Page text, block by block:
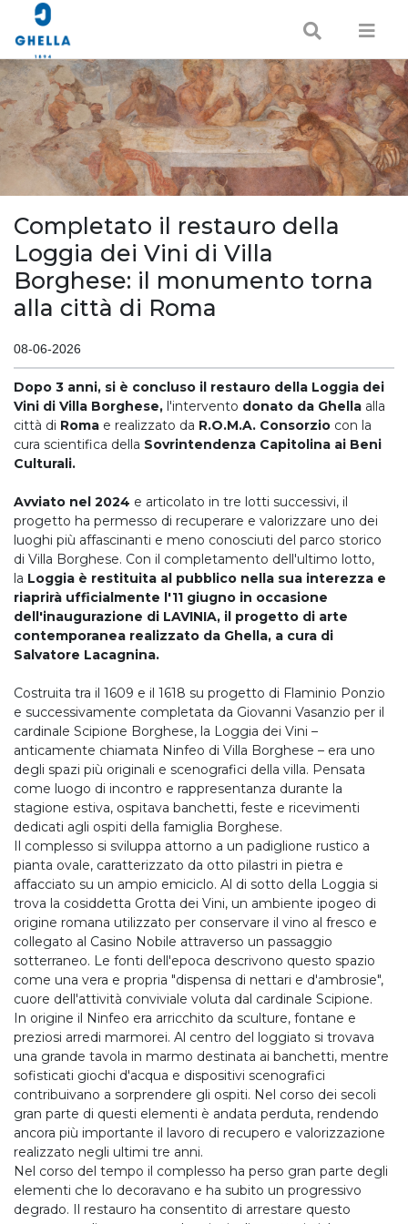
Completato il restauro della
Loggia dei Vini di Villa
Borghese: il monumento torna
alla città di Roma
08-06-2026
Dopo 3 anni, si è concluso il restauro della Loggia dei
Vini di Villa Borghese, l'intervento donato da Ghella alla
città di Roma e realizzato da R.O.M.A. Consorzio con la
cura scientifica della Sovrintendenza Capitolina ai Beni
Culturali.
Avviato nel 2024 e articolato in tre lotti successivi, il
progetto ha permesso di recuperare e valorizzare uno dei
luoghi più affascinanti e meno conosciuti del parco storico
di Villa Borghese. Con il completamento dell'ultimo lotto,
la Loggia è restituita al pubblico nella sua interezza e
riaprirà ufficialmente l'11 giugno in occasione
dell'inaugurazione di LAVINIA, il progetto di arte
contemporanea realizzato da Ghella, a cura di
Salvatore Lacagnina.
Costruita tra il 1609 e il 1618 su progetto di Flaminio Ponzio
e successivamente completata da Giovanni Vasanzio per il
cardinale Scipione Borghese, la Loggia dei Vini –
anticamente chiamata Ninfeo di Villa Borghese – era uno
degli spazi più originali e scenografici della villa. Pensata
come luogo di incontro e rappresentanza durante la
stagione estiva, ospitava banchetti, feste e ricevimenti
dedicati agli ospiti della famiglia Borghese.
Il complesso si sviluppa attorno a un padiglione rustico a
pianta ovale, caratterizzato da otto pilastri in pietra e
affacciato su un ampio emiciclo. Al di sotto della Loggia si
trova la cosiddetta Grotta dei Vini, un ambiente ipogeo di
origine romana utilizzato per conservare il vino al fresco e
collegato al Casino Nobile attraverso un passaggio
sotterraneo. Le fonti dell'epoca descrivono questo spazio
come una vera e propria "dispensa di nettari e d'ambrosie",
cuore dell'attività conviviale voluta dal cardinale Scipione.
In origine il Ninfeo era arricchito da sculture, fontane e
preziosi arredi marmorei. Al centro del loggiato si trovava
una grande tavola in marmo destinata ai banchetti, mentre
sofisticati giochi d'acqua e dispositivi scenografici
contribuivano a sorprendere gli ospiti. Nel corso dei secoli
gran parte di questi elementi è andata perduta, rendendo
ancora più importante il lavoro di recupero e valorizzazione
realizzato negli ultimi tre anni.
Nel corso del tempo il complesso ha perso gran parte degli
elementi che lo decoravano e ha subito un progressivo
degrado. Il restauro ha consentito di arrestare questo